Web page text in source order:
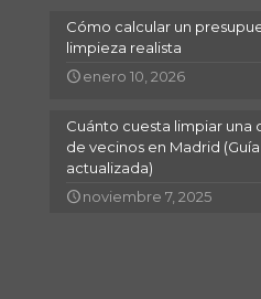
Cómo calcular un
limpieza realista
enero 10, 2026
Cuánto cuesta limpiar una
de vecinos en Madrid
actualizada)
noviembre 7, 2025